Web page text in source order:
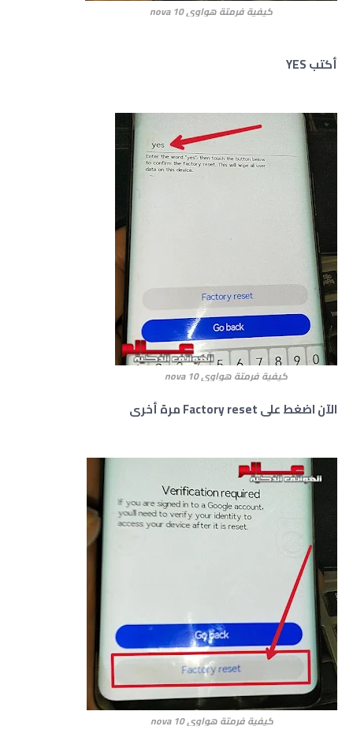
كيفية فرمتة هواويnova 10
أكتب YES
كيفية فرمتة هواويnova 10
الآن اضغط على Factory reset مرة أخرى
كيفية فرمتة هواويnova 10